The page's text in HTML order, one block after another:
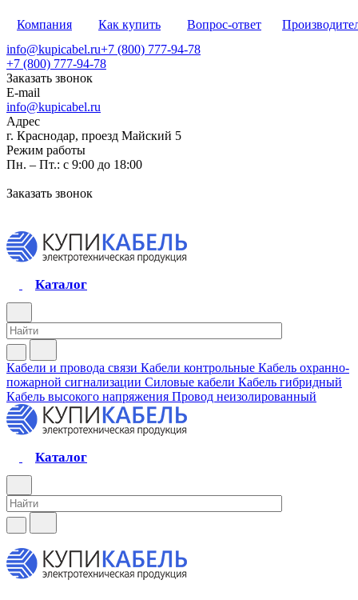
Компания Как купить Вопрос-ответ
info@kupicabel.ru+7 (800) 777-94-78
+7 (800) 777-94-78
Заказать звонок
E-mail
info@kupicabel.ru
Адрес
г. Краснодар, проезд Майский 5
Режим работы
Пн. – Пт.: с 9:00 до 18:00
Заказать звонок
Каталог
Кабели и провода связи Кабели контрольные Кабель охранно-
пожарной сигнализации Силовые кабели Кабель гибридный
Кабель высокого напряжения Провод неизолированный
Каталог